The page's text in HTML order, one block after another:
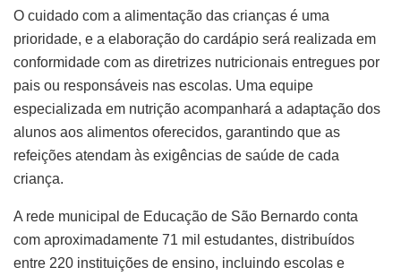
O cuidado com a alimentação das crianças é uma
prioridade, e a elaboração do cardápio será realizada em
conformidade com as diretrizes nutricionais entregues por
pais ou responsáveis nas escolas. Uma equipe
especializada em nutrição acompanhará a adaptação dos
alunos aos alimentos oferecidos, garantindo que as
refeições atendam às exigências de saúde de cada
criança.
A rede municipal de Educação de São Bernardo conta
com aproximadamente 71 mil estudantes, distribuídos
entre 220 instituições de ensino, incluindo escolas e